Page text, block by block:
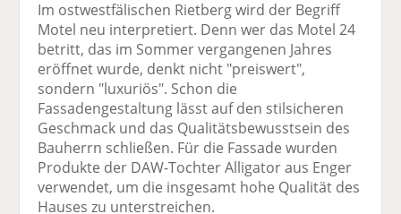
Im ostwestfälischen Rietberg wird der Begriff
Motel neu interpretiert. Denn wer das Motel 24
betritt, das im Sommer vergangenen Jahres
eröffnet wurde, denkt nicht "preiswert",
sondern "luxuriös". Schon die
Fassadengestaltung lässt auf den stilsicheren
Geschmack und das Qualitätsbewusstsein des
Bauherrn schließen. Für die Fassade wurden
Produkte der DAW-Tochter Alligator aus Enger
verwendet, um die insgesamt hohe Qualität des
Hauses zu unterstreichen.